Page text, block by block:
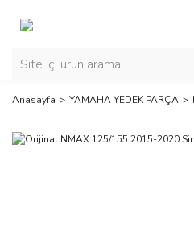
Anasayfa YAMAHA YEDEK PARÇA